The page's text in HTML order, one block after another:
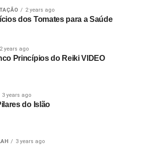
2 years ago
dos Tomates para a Saúde
2 years ago
Princípios do Reiki VIDEO
3 years ago
do Islão
3 years ago